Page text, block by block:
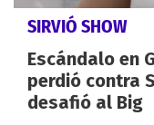
SIRVIÓ SHOW
Escándalo en
perdió contra
desafió al Big